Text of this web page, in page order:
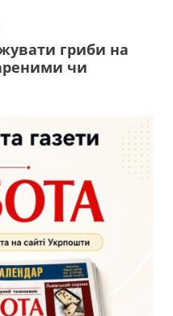
гриби на
чи